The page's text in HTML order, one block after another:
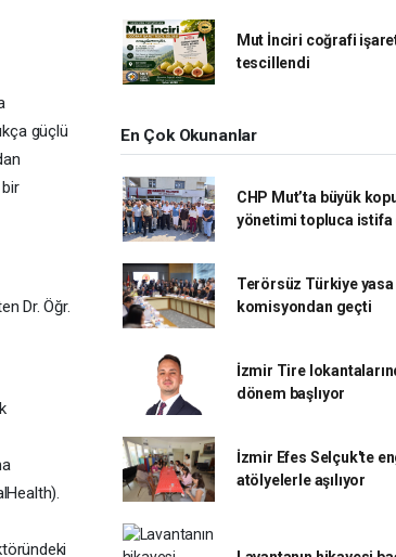
güçlü
Dr. Öğr.
Mut İnciri coğrafi
tescillendi
En Çok Okunanlar
CHP Mut’ta büyük
yönetimi topluca istifa
Terörsüz Türkiye
komisyondan geçti
İzmir Tire
dönem başlıyor
İzmir Efes Selçuk'te
atölyelerle aşılıyor